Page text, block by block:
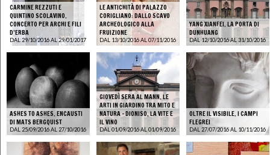
CARMINE REZZUTI E
QUINTINO SCOLAVINO.
CONCERTO PER ARCHI E FILI
D’ERBA
DAL 29/10/2016 AL 29/01/2017
LE ANTICHITÀ DI PALAZZO
CORIGLIANO: DALLO SCAVO
ARCHEOLOGICO ALLA
FRUIZIONE
DAL 13/10/2016 AL 07/11/2016
YANG XIANFEI. LA PORTA DI
DUNHUANG
DAL 12/10/2016 AL 31/10/2016
ASHES TO ASHES. ENCAUSTI
DI MATS BERGQUIST
DAL 25/09/2016 AL 27/10/2016
GIOVEDÌ SERA AL MANN. LE
ARTI IN GIARDINO TRA MITO E
NATURA - DIONISO, LA VITE E
IL VINO
DAL 01/09/2016 AL 01/09/2016
OLTRE IL VISIBILE. I CAMPI
FLEGREI
DAL 27/07/2016 AL 10/11/2016